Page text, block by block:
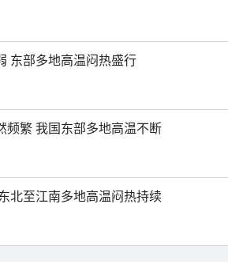
东部多地高温闷热盛行
频繁 我国东部多地高温不断
北至江南多地高温闷热持续